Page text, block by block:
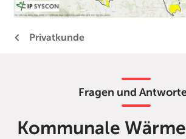
Privatkunde
Fragen und
Kommunale